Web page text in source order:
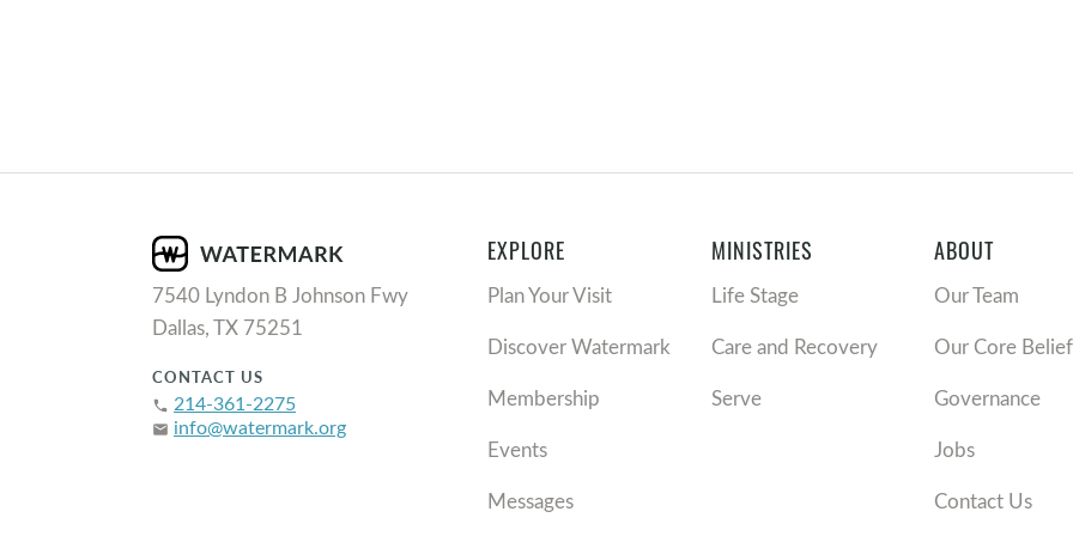
7540 Lyndon B Johnson Fwy
Dallas, TX 75251
CONTACT US
phone 214-361-2275
email info@watermark.org
EXPLORE
Plan Your Visit
Discover Watermark
Membership
Events
Messages
MINISTRIES
Life Stage
Care and Recovery
Serve
ABOUT
Our Team
Our Core
Governance
Jobs
Contact Us